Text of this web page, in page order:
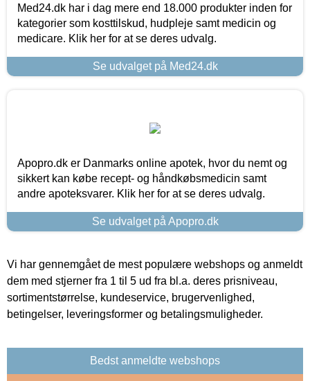
Med24.dk har i dag mere end 18.000 produkter inden for
kategorier som kosttilskud, hudpleje samt medicin og
medicare. Klik her for at se deres udvalg.
Se udvalget på Med24.dk
Apopro.dk er Danmarks online apotek, hvor du nemt og
sikkert kan købe recept- og håndkøbsmedicin samt
andre apoteksvarer. Klik her for at se deres udvalg.
Se udvalget på Apopro.dk
Vi har gennemgået de mest populære webshops og anmeldt
dem med stjerner fra 1 til 5 ud fra bl.a. deres prisniveau,
sortimentstørrelse, kundeservice, brugervenlighed,
betingelser, leveringsformer og betalingsmuligheder.
Bedst anmeldte webshops